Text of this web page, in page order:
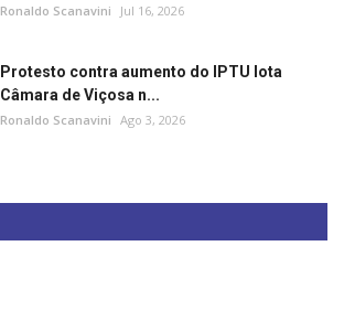
Ronaldo Scanavini Jul 16, 2026
Protesto contra aumento do IPTU lota
Câmara de Viçosa n...
Ronaldo Scanavini Ago 3, 2026